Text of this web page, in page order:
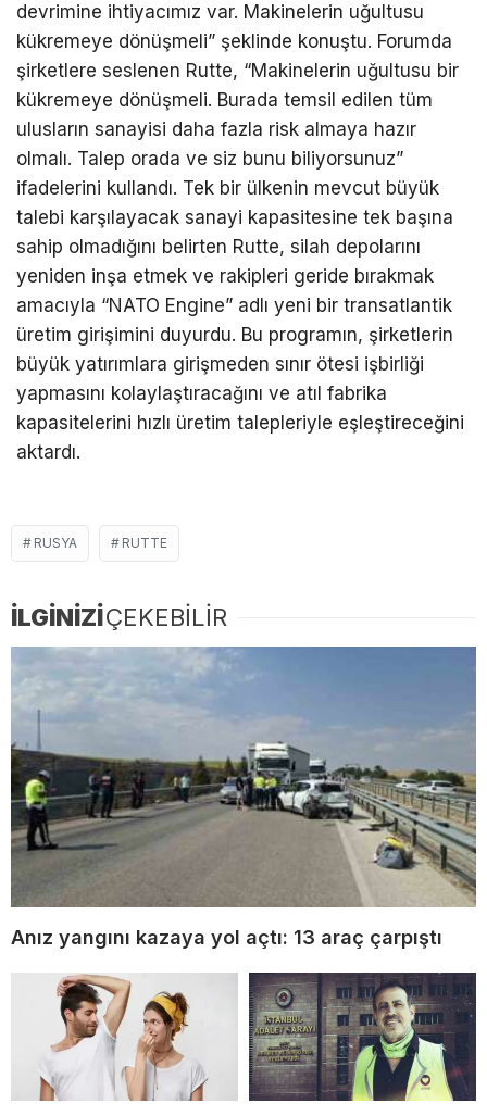
devrimine ihtiyacımız var. Makinelerin uğultusu
kükremeye dönüşmeli” şeklinde konuştu. Forumda
şirketlere seslenen Rutte, “Makinelerin uğultusu bir
kükremeye dönüşmeli. Burada temsil edilen tüm
ulusların sanayisi daha fazla risk almaya hazır
olmalı. Talep orada ve siz bunu biliyorsunuz”
ifadelerini kullandı. Tek bir ülkenin mevcut büyük
talebi karşılayacak sanayi kapasitesine tek başına
sahip olmadığını belirten Rutte, silah depolarını
yeniden inşa etmek ve rakipleri geride bırakmak
amacıyla “NATO Engine” adlı yeni bir transatlantik
üretim girişimini duyurdu. Bu programın, şirketlerin
büyük yatırımlara girişmeden sınır ötesi işbirliği
yapmasını kolaylaştıracağını ve atıl fabrika
kapasitelerini hızlı üretim talepleriyle eşleştireceğini
aktardı.
RUSYA RUTTE
İLGİNİZİÇEKEBİLİR
Anız yangını kazaya yol açtı: 13 araç çarpıştı